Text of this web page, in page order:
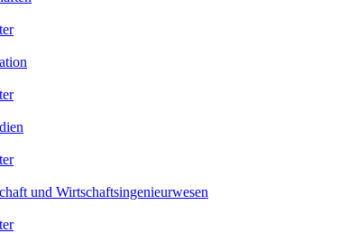
und Wirtschaftsingenieurwesen